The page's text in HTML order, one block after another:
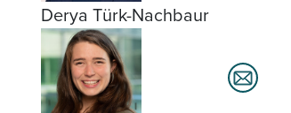
Derya Türk-Nachbaur